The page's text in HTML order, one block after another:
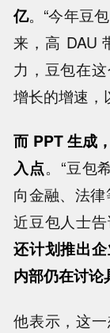
亿。“今年豆
来，高 DAU
力，豆包在
增长的增速，
而 PPT 生成
入点。“豆包
向金融、法
近豆包人士
还计划推出
内部仍在讨论
他表示，这